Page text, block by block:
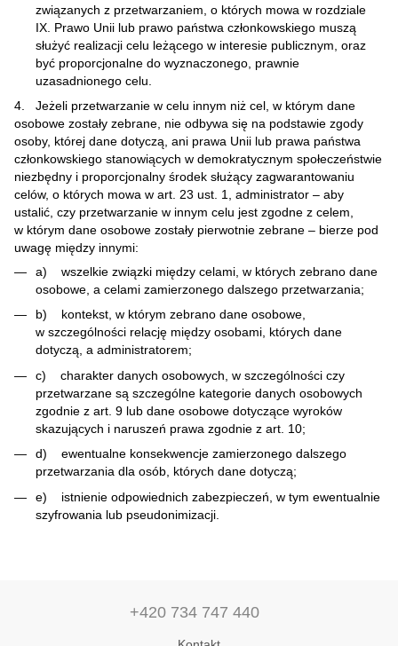
związanych z przetwarzaniem, o których mowa w rozdziale
IX. Prawo Unii lub prawo państwa członkowskiego muszą
służyć realizacji celu leżącego w interesie publicznym, oraz
być proporcjonalne do wyznaczonego, prawnie
uzasadnionego celu.
4. Jeżeli przetwarzanie w celu innym niż cel, w którym dane
osobowe zostały zebrane, nie odbywa się na podstawie zgody
osoby, której dane dotyczą, ani prawa Unii lub prawa państwa
członkowskiego stanowiących w demokratycznym społeczeństwie
niezbędny i proporcjonalny środek służący zagwarantowaniu
celów, o których mowa w art. 23 ust. 1, administrator – aby
ustalić, czy przetwarzanie w innym celu jest zgodne z celem,
w którym dane osobowe zostały pierwotnie zebrane – bierze pod
uwagę między innymi:
a) wszelkie związki między celami, w których zebrano dane
osobowe, a celami zamierzonego dalszego przetwarzania;
b) kontekst, w którym zebrano dane osobowe,
w szczególności relację między osobami, których dane
dotyczą, a administratorem;
c) charakter danych osobowych, w szczególności czy
przetwarzane są szczególne kategorie danych osobowych
zgodnie z art. 9 lub dane osobowe dotyczące wyroków
skazujących i naruszeń prawa zgodnie z art. 10;
d) ewentualne konsekwencje zamierzonego dalszego
przetwarzania dla osób, których dane dotyczą;
e) istnienie odpowiednich zabezpieczeń, w tym ewentualnie
szyfrowania lub pseudonimizacji.
+420 734 747 440